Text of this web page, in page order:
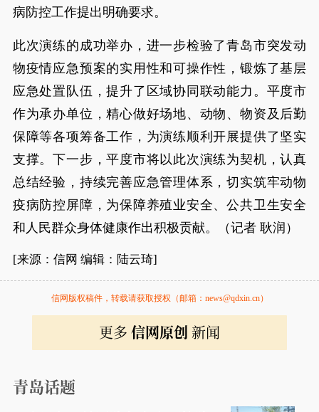
病防控工作提出明确要求。
此次演练的成功举办，进一步检验了青岛市突发动
物疫情应急预案的实用性和可操作性，锻炼了基层
应急处置队伍，提升了区域协同联动能力。平度市
作为承办单位，精心做好场地、动物、物资及后勤
保障等各项筹备工作，为演练顺利开展提供了坚实
支撑。下一步，平度市将以此次演练为契机，认真
总结经验，持续完善应急管理体系，切实筑牢动物
疫病防控屏障，为保障养殖业安全、公共卫生安全
和人民群众身体健康作出积极贡献。（记者 耿润）
[来源：信网 编辑：陆云琦]
信网版权稿件，转载请获取授权（邮箱：news@qdxin.cn）
更多 信网原创 新闻
青岛话题